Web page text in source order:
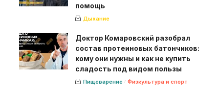
помощь
Дыхание
Доктор Комаровский разобрал
состав протеиновых батончиков:
кому они нужны и как не купить
сладость под видом пользы
Пищеварение Физкультура и спорт